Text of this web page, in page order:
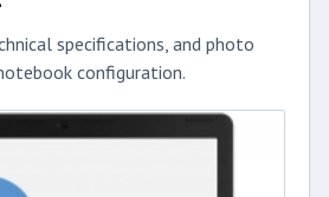
specifications, and photo
configuration.